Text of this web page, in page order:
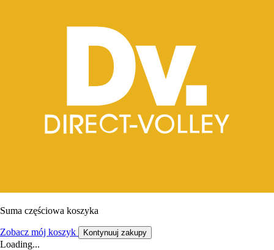
Suma częściowa koszyka
Zobacz mój koszyk Kontynuuj zakupy
Loading...